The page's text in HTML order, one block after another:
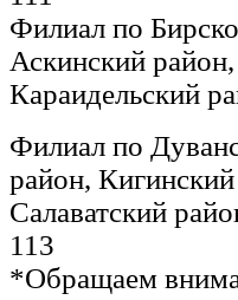
Филиал по
Аскинский
Караидельский
Филиал по
район,
Салаватский
113
*Обращаем